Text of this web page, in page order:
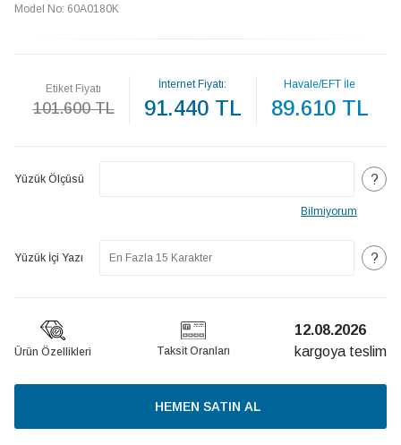
Model No: 60A0180K
Etiket Fiyatı
101.600 TL
İnternet Fiyatı:
91.440 TL
Havale/EFT İle
89.610 TL
Yüzük Ölçüsü ?
Bilmiyorum
Yüzük İçi Yazı ?
Ürün Özellikleri Taksit Oranları
12.08.2026
kargoya teslim
HEMEN SATIN AL